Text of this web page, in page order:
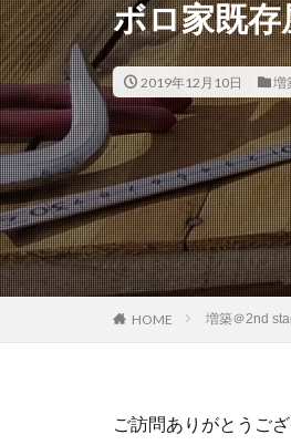
ボロ家既存
2019年12月10日 増
HOME 増築＠2nd
ご訪問ありがとうござ